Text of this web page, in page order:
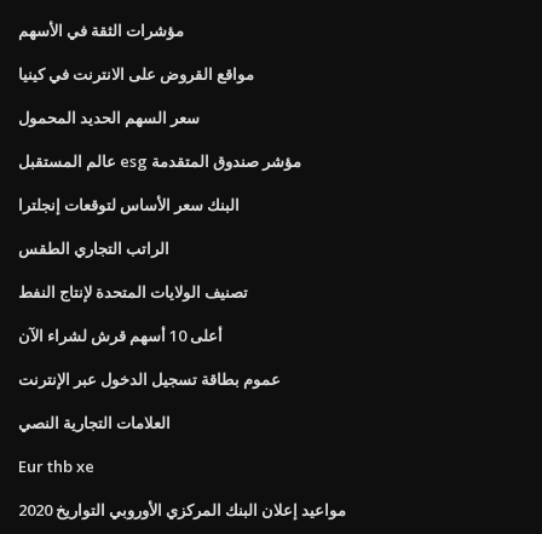
مؤشرات الثقة في الأسهم
مواقع القروض على الانترنت في كينيا
سعر السهم الحديد المحمول
عالم المستقبل esg مؤشر صندوق المتقدمة
البنك سعر الأساس لتوقعات إنجلترا
الراتب التجاري الطقس
تصنيف الولايات المتحدة لإنتاج النفط
أعلى 10 أسهم قرش لشراء الآن
عموم بطاقة تسجيل الدخول عبر الإنترنت
العلامات التجارية النصي
Eur thb xe
مواعيد إعلان البنك المركزي الأوروبي التواريخ 2020